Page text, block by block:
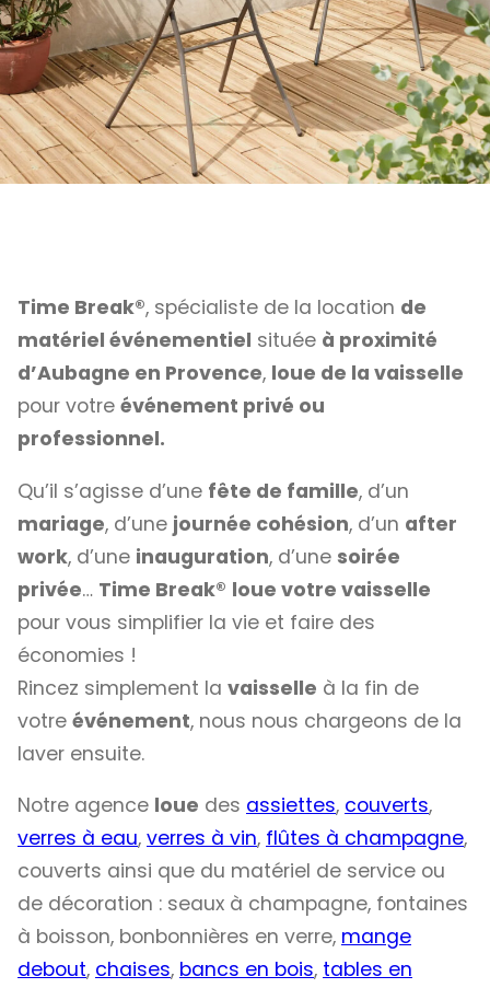
Time Break®, spécialiste de la location de
matériel événementiel située à proximité
d’Aubagne en Provence, loue de la vaisselle
pour votre événement privé ou
professionnel.
Qu’il s’agisse d’une fête de famille, d’un
mariage, d’une journée cohésion, d’un after
work, d’une inauguration, d’une soirée
privée… Time Break® loue votre vaisselle
pour vous simplifier la vie et faire des
économies !
Rincez simplement la vaisselle à la fin de
votre événement, nous nous chargeons de la
laver ensuite.
Notre agence loue des assiettes, couverts,
verres à eau, verres à vin, flûtes à champagne,
couverts ainsi que du matériel de service ou
de décoration : seaux à champagne, fontaines
à boisson, bonbonnières en verre, mange
debout, chaises, bancs en bois, tables en